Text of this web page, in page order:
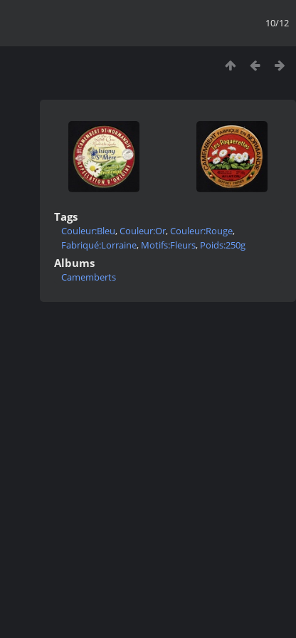
10/12
Tags
Couleur:Bleu,Couleur:Or,Couleur:Rouge,
Fabriqué:Lorraine, Motifs:Fleurs, Poids:250g
Albums
Camemberts